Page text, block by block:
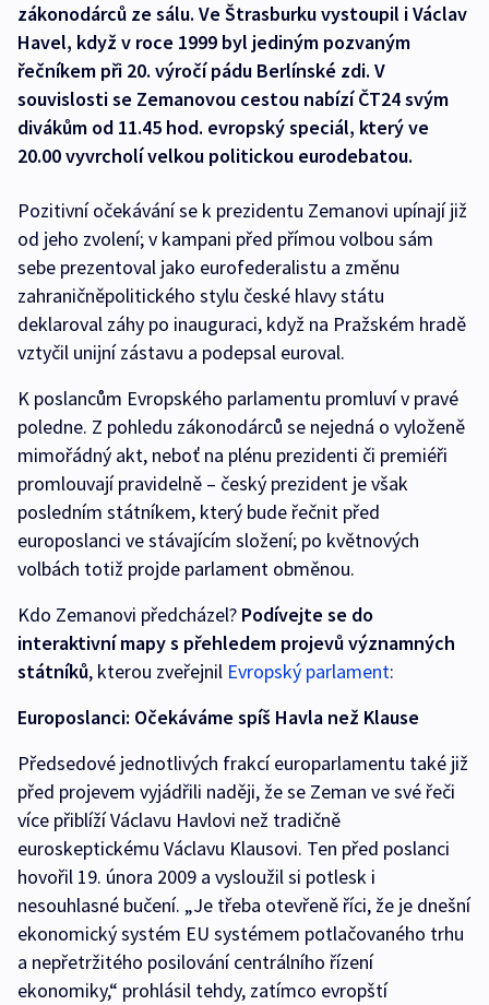
zákonodárců ze sálu. Ve Štrasburku vystoupil i Václav
Havel, když v roce 1999 byl jediným pozvaným
řečníkem při 20. výročí pádu Berlínské zdi. V
souvislosti se Zemanovou cestou nabízí ČT24 svým
divákům od 11.45 hod. evropský speciál, který ve
20.00 vyvrcholí velkou politickou eurodebatou.
Pozitivní očekávání se k prezidentu Zemanovi upínají již
od jeho zvolení; v kampani před přímou volbou sám
sebe prezentoval jako eurofederalistu a změnu
zahraničněpolitického stylu české hlavy státu
deklaroval záhy po inauguraci, když na Pražském hradě
vztyčil unijní zástavu a podepsal euroval.
K poslancům Evropského parlamentu promluví v pravé
poledne. Z pohledu zákonodárců se nejedná o vyloženě
mimořádný akt, neboť na plénu prezidenti či premiéři
promlouvají pravidelně – český prezident je však
posledním státníkem, který bude řečnit před
europoslanci ve stávajícím složení; po květnových
volbách totiž projde parlament obměnou.
Kdo Zemanovi předcházel? Podívejte se do
interaktivní mapy s přehledem projevů významných
státníků, kterou zveřejnil Evropský parlament:
Europoslanci: Očekáváme spíš Havla než Klause
Předsedové jednotlivých frakcí europarlamentu také již
před projevem vyjádřili naději, že se Zeman ve své řeči
více přiblíží Václavu Havlovi než tradičně
euroskeptickému Václavu Klausovi. Ten před poslanci
hovořil 19. února 2009 a vysloužil si potlesk i
nesouhlasné bučení. „Je třeba otevřeně říci, že je dnešní
ekonomický systém EU systémem potlačovaného trhu
a nepřetržitého posilování centrálního řízení
ekonomiky,“ prohlásil tehdy, zatímco evropští